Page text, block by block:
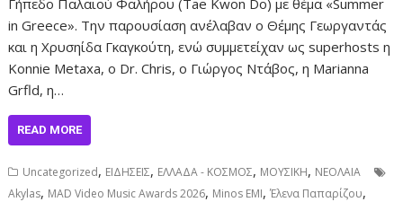
Γήπεδο Παλαιού Φαλήρου (Tae Kwon Do) με θέμα «Summer
in Greece». Την παρουσίαση ανέλαβαν ο Θέμης Γεωργαντάς
και η Χρυσηίδα Γκαγκούτη, ενώ συμμετείχαν ως superhosts η
Konnie Metaxa, ο Dr. Chris, ο Γιώργος Ντάβος, η Marianna
Grfld, η…
READ MORE
Uncategorized, ΕΙΔΗΣΕΙΣ, ΕΛΛΑΔΑ - ΚΟΣΜΟΣ, ΜΟΥΣΙΚΗ, ΝΕΟΛΑΙΑ
Akylas, MAD Video Music Awards 2026, Minos EMI,Έλενα Παπαρίζου,